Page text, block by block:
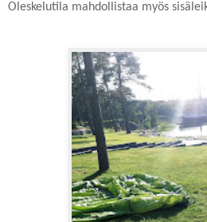
Oleskelutila mahdollistaa myös